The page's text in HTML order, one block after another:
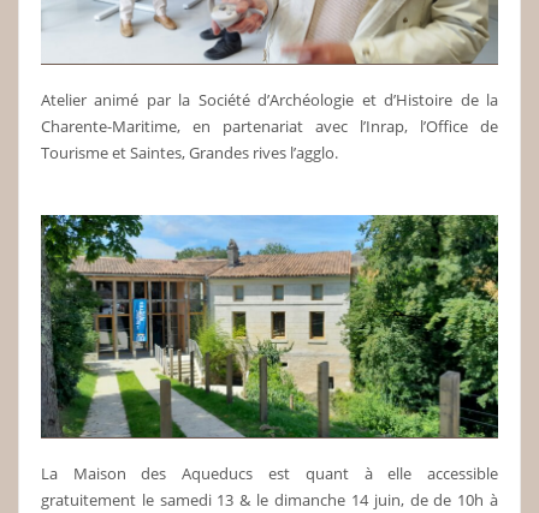
Atelier animé par la Société d’Archéologie et d’Histoire de la
Charente-Maritime, en partenariat avec l’Inrap, l’Office de
Tourisme et Saintes, Grandes rives l’agglo.
La Maison des Aqueducs est quant à elle accessible
gratuitement le samedi 13 & le dimanche 14 juin, de de 10h à